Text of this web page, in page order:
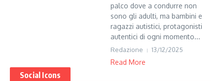
palco dove a condurre non
sono gli adulti, ma bambini e
ragazzi autistici, protagonisti
autentici di ogni momento...
Redazione 13/12/2025
Read More
Social Icons